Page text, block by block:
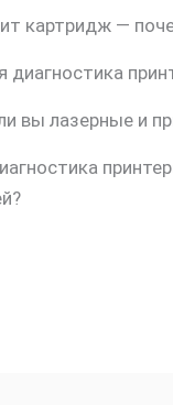
картридж —
диагностика
вы лазерные и